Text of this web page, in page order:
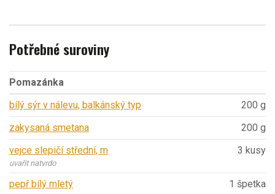
Potřebné suroviny
Pomazánka
bílý sýr v nálevu, balkánský typ
200 g
zakysaná smetana
200 g
vejce slepičí střední, m
uvařit natvrdo
3 kusy
pepř bílý mletý
1 špetka